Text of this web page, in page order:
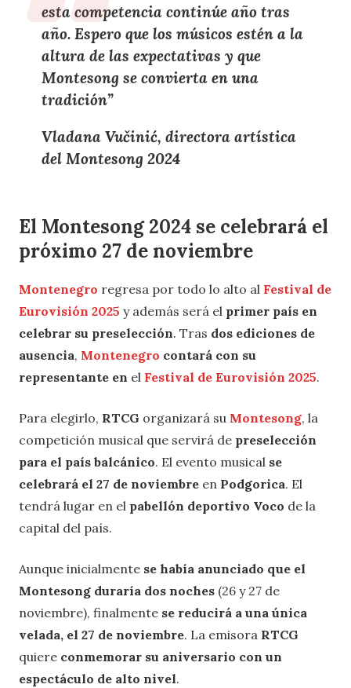
esta competencia continúe año tras
año. Espero que los músicos estén a la
altura de las expectativas y que
Montesong se convierta en una
tradición”
Vladana Vučinić, directora artística
del Montesong 2024
El Montesong 2024 se celebrará el
próximo 27 de noviembre
Montenegro regresa por todo lo alto al Festival de
Eurovisión 2025 y además será el primer país en
celebrar su preselección. Tras dos ediciones de
ausencia, Montenegro contará con su
representante en el Festival de Eurovisión 2025.
Para elegirlo, RTCG organizará su Montesong, la
competición musical que servirá de preselección
para el país balcánico. El evento musical se
celebrará el 27 de noviembre en Podgorica. El
tendrá lugar en el pabellón deportivo Voco de la
capital del país.
Aunque inicialmente se había anunciado que el
Montesong duraría dos noches (26 y 27 de
noviembre), finalmente se reducirá a una única
velada, el 27 de noviembre. La emisora RTCG
quiere conmemorar su aniversario con un
espectáculo de alto nivel.